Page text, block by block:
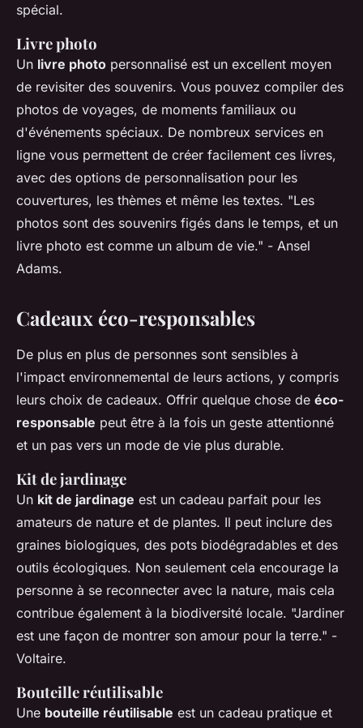
spécial.
Livre photo
Un livre photo personnalisé est un excellent moyen
de revisiter des souvenirs. Vous pouvez compiler des
photos de voyages, de moments familiaux ou
d'événements spéciaux. De nombreux services en
ligne vous permettent de créer facilement ces livres,
avec des options de personnalisation pour les
couvertures, les thèmes et même les textes. "Les
photos sont des souvenirs figés dans le temps, et un
livre photo est comme un album de vie." - Ansel
Adams.
Cadeaux éco-responsables
De plus en plus de personnes sont sensibles à
l'impact environnemental de leurs actions, y compris
leurs choix de cadeaux. Offrir quelque chose de éco-
responsable peut être à la fois un geste attentionné
et un pas vers un mode de vie plus durable.
Kit de jardinage
Un kit de jardinage est un cadeau parfait pour les
amateurs de nature et de plantes. Il peut inclure des
graines biologiques, des pots biodégradables et des
outils écologiques. Non seulement cela encourage la
personne à se reconnecter avec la nature, mais cela
contribue également à la biodiversité locale. "Jardiner
est une façon de montrer son amour pour la terre." -
Voltaire.
Bouteille réutilisable
Une bouteille réutilisable est un cadeau pratique et